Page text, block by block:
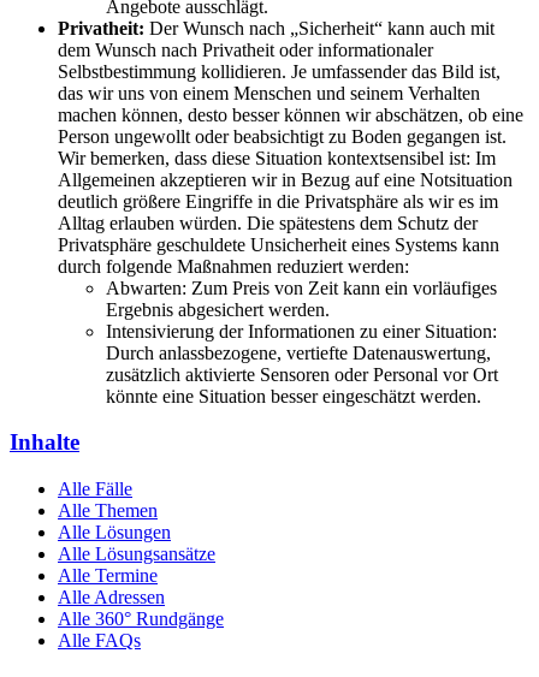
Angebote ausschlägt.
Privatheit: Der Wunsch nach „Sicherheit“ kann auch mit
dem Wunsch nach Privatheit oder informationaler
Selbstbestimmung kollidieren. Je umfassender das Bild ist,
das wir uns von einem Menschen und seinem Verhalten
machen können, desto besser können wir abschätzen, ob eine
Person ungewollt oder beabsichtigt zu Boden gegangen ist.
Wir bemerken, dass diese Situation kontextsensibel ist: Im
Allgemeinen akzeptieren wir in Bezug auf eine Notsituation
deutlich größere Eingriffe in die Privatsphäre als wir es im
Alltag erlauben würden. Die spätestens dem Schutz der
Privatsphäre geschuldete Unsicherheit eines Systems kann
durch folgende Maßnahmen reduziert werden:
Abwarten: Zum Preis von Zeit kann ein vorläufiges
Ergebnis abgesichert werden.
Intensivierung der Informationen zu einer Situation:
Durch anlassbezogene, vertiefte Datenauswertung,
zusätzlich aktivierte Sensoren oder Personal vor Ort
könnte eine Situation besser eingeschätzt werden.
Inhalte
Alle Fälle
Alle Themen
Alle Lösungen
Alle Lösungsansätze
Alle Termine
Alle Adressen
Alle 360° Rundgänge
Alle FAQs